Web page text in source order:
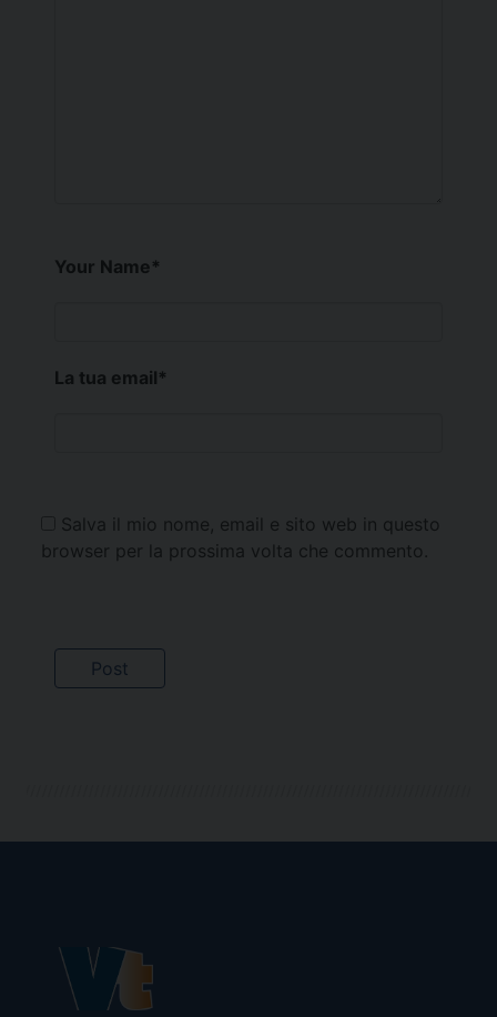
Your Name*
La tua email*
Salva il mio nome, email e sito web in questo
browser per la prossima volta che commento.